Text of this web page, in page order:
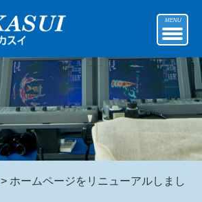
MENU
> ホームページをリニューアルしまし